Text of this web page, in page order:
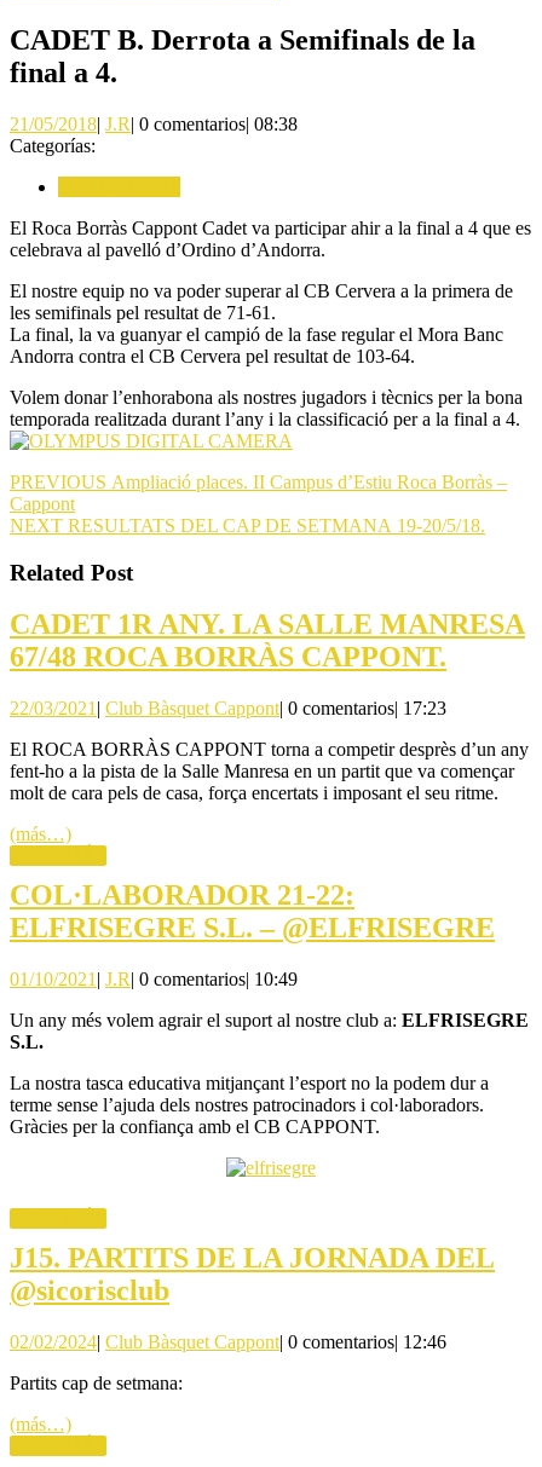
CADET B. Derrota a Semifinals de la
final a 4.
21/05/201821/05/2018
| J.RJ.R
| 0 comentarios| 08:38
Categorías:
El Roca Borràs Cappont Cadet va participar ahir a la final a 4 que es
celebrava al pavelló d’Ordino d’Andorra.
El nostre equip no va poder superar al CB Cervera a la primera de
les semifinals pel resultat de 71-61.
La final, la va guanyar el campió de la fase regular el Mora Banc
Andorra contra el CB Cervera pel resultat de 103-64.
Volem donar l’enhorabona als nostres jugadors i tècnics per la bona
temporada realitzada durant l’any i la classificació per a la final a 4.
Navegación
de
PREVIOUS Entrada
Ampliació places. II Campus d’Estiu Roca Borràs –
Cappont
NEXT Siguiente
RESULTATS DEL CAP DE SETMANA 19-20/5/18.
Related Post
CADET 1R ANY. LA SALLE MANRESA
67/48 ROCA BORRÀS CAPPONT.
ANY.
LA
SALLE
22/03/2021 22/03/2021
| Club Bàsquet CappontClub
Cappont
| 0 comentarios| 17:23
El ROCA BORRÀS CAPPONT torna a competir desprès d’un any
fent-ho a la pista de la Salle Manresa en un partit que va començar
molt de cara pels de casa, força encertats i imposant el seu ritme.
(más…)
LEER
COL·LABORADOR 21-22:
ELFRISEGRE S.L. – @ELFRISEGRE
01/10/2021 01/10/2021
| J.RJ.R
| 0 comentarios| 10:49
Un any més volem agrair el suport al nostre club a: ELFRISEGRE
S.L.
La nostra tasca educativa mitjançant l’esport no la podem dur a
terme sense l’ajuda dels nostres patrocinadors i col·laboradors.
Gràcies per la confiança amb el CB CAPPONT.
LEER
J15. PARTITS DE LA JORNADA DEL
@sicorisclubJ15.
DE
LA
02/02/202402/02/2024
| Club Bàsquet CappontClub
| 0 comentarios| 12:46
Partits cap de setmana:
(más…)
LEER